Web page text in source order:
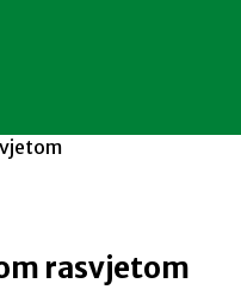
rasvjetom